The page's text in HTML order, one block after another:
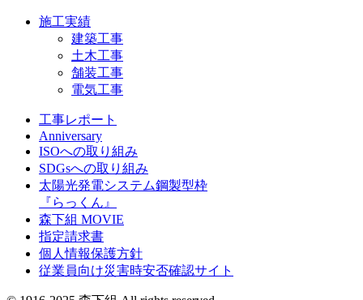
施工実績
建築工事
土木工事
舗装工事
電気工事
工事レポート
Anniversary
ISOへの取り組み
SDGsへの取り組み
太陽光発電システム鋼製型枠
『らっくん』
森下組 MOVIE
指定請求書
個人情報保護方針
従業員向け災害時安否確認サイト